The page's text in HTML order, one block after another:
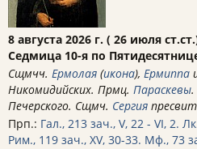
8 августа 2026 г. ( 26 июля
Седмица 10-я по
Сщмчч. Ермолая (икона), Ермиппа
Никомидийских. Прмц. Параскевы.
Печерского. Сщмч. Сергия
Прп.: Гал., 213 зач., V, 22 - VI, 2.
Рим., 119 зач., XV, 30-33. Мф., 73